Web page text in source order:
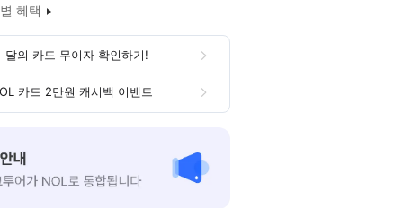
혜택
달의 카드 무이자 확인하기!
카드 2만원 캐시백 이벤트